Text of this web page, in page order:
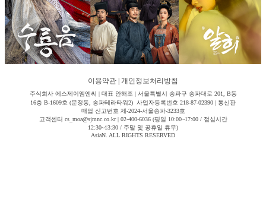
이용약관 개인정보처리방침
주식회사 에스제이엠엔씨 | 대표 안해조 | 서울특별시 송파구 송파대로 201, B동
16층 B-1609호 (문정동, 송파테라타워2) 사업자등록번호 218-87-02390 | 통신판
매업 신고번호 제-2024-서울송파-3233호
고객센터 cs_moa@sjmnc.co.kr | 02-400-6036 (평일 10:00~17:00 / 점심시간
12:30~13:30 / 주말 및 공휴일 휴무)
AsiaN. ALL RIGHTS RESERVED